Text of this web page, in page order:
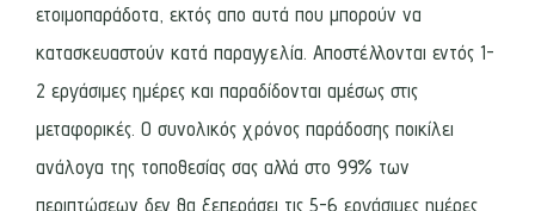
ετοιμοπαράδοτα, εκτός απο αυτά που μπορούν να
κατασκευαστούν κατά παραγγελία. Αποστέλλονται εντός 1-
2 εργάσιμες ημέρες και παραδίδονται αμέσως στις
μεταφορικές. Ο συνολικός χρόνος παράδοσης ποικίλει
ανάλογα της τοποθεσίας σας αλλά στο 99% των
περιπτώσεων δεν θα ξεπεράσει τις 5-6 εργάσιμες ημέρες